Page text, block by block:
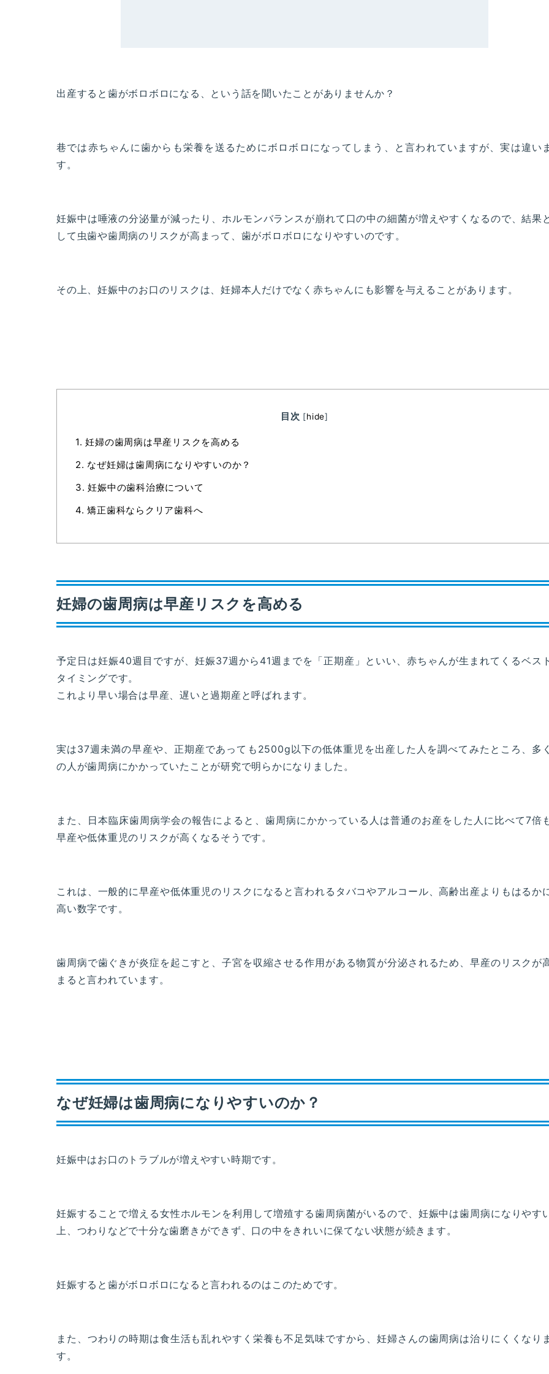
出産すると歯がボロボロになる、という話を聞いたことがありませんか？
巷では赤ちゃんに歯からも栄養を送るためにボロボロになってしまう、と言われていますが、実は違い
す。
妊娠中は唾液の分泌量が減ったり、ホルモンバランスが崩れて口の中の細菌が増えやすくなるので、結果
して虫歯や歯周病のリスクが高まって、歯がボロボロになりやすいのです。
その上、妊娠中のお口のリスクは、妊婦本人だけでなく赤ちゃんにも影響を与えることがあります。
目次 [hide]
1. 妊婦の歯周病は早産リスクを高める
2. なぜ妊婦は歯周病になりやすいのか？
3. 妊娠中の歯科治療について
4. 矯正歯科ならクリア歯科へ
妊婦の歯周病は早産リスクを高める
予定日は妊娠40週目ですが、妊娠37週から41週までを「正期産」といい、赤ちゃんが生まれてくるベス
タイミングです。
これより早い場合は早産、遅いと過期産と呼ばれます。
実は37週未満の早産や、正期産であっても2500g以下の低体重児を出産した人を調べてみたところ、多
の人が歯周病にかかっていたことが研究で明らかになりました。
また、日本臨床歯周病学会の報告によると、歯周病にかかっている人は普通のお産をした人に比べて7倍
早産や低体重児のリスクが高くなるそうです。
これは、一般的に早産や低体重児のリスクになると言われるタバコやアルコール、高齢出産よりもはるか
高い数字です。
歯周病で歯ぐきが炎症を起こすと、子宮を収縮させる作用がある物質が分泌されるため、早産のリスクが
まると言われています。
なぜ妊婦は歯周病になりやすいのか？
妊娠中はお口のトラブルが増えやすい時期です。
妊娠することで増える女性ホルモンを利用して増殖する歯周病菌がいるので、妊娠中は歯周病になりやす
上、つわりなどで十分な歯磨きができず、口の中をきれいに保てない状態が続きます。
妊娠すると歯がボロボロになると言われるのはこのためです。
また、つわりの時期は食生活も乱れやすく栄養も不足気味ですから、妊婦さんの歯周病は治りにくくなり
す。